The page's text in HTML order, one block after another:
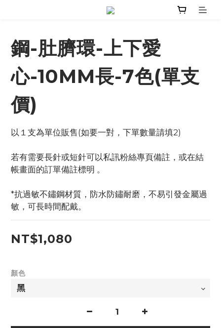
鋼-肚臍環-上下愛
心-10MM長-7色(單支
價)
以１支為單位販售(如要一對，下單數量請填2)
若有需要長針或短針可以私訊粉絲專頁備註，或在結
帳畫面的訂單備註標明 。
*抗過敏不鏽鋼材質，防水防鏽耐磨，不易引發金屬過
敏，可長時間配戴。
NT$1,080
顏色